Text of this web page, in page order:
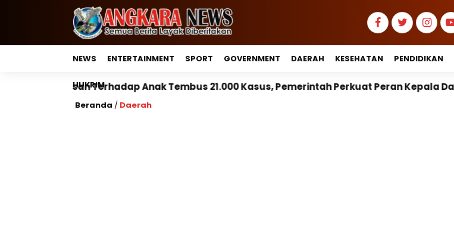
NEWS ENTERTAINMENT SPORT GOVERNMENT DAERAH KESEHATAN PENDIDIKAN
HUKRIM
Anak Tembus 21.000 Kasus, Pemerintah Perkuat Peran Kepala Daerah Untuk
Beranda / Daerah